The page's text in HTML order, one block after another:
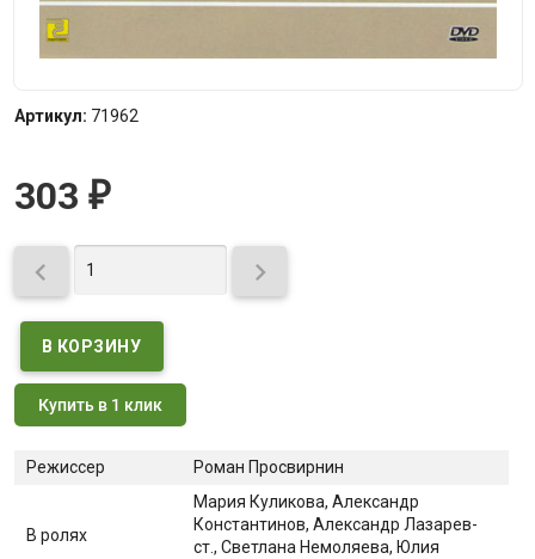
Артикул: 71962
303 ₽
 
Купить в 1 клик
Режиссер Роман Просвирнин
В ролях
Мария Куликова, Александр
Константинов, Александр Лазарев-
ст., Светлана Немоляева, Юлия